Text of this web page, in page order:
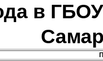
в